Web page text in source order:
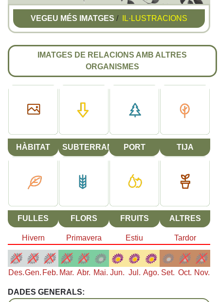
VEGEU MÉS IMATGES / IL·LUSTRACIONS
IMATGES DE RELACIONS AMB ALTRES
ORGANISMES
HÀBITAT SUBTERRANI PORT TIJA
FULLES FLORS FRUITS ALTRES
Hivern Primavera Estiu Tardor
Des.Gen. Feb. Mar. Abr. Mai. Jun. Jul. Ago. Set. Oct. Nov.
DADES GENERALS: